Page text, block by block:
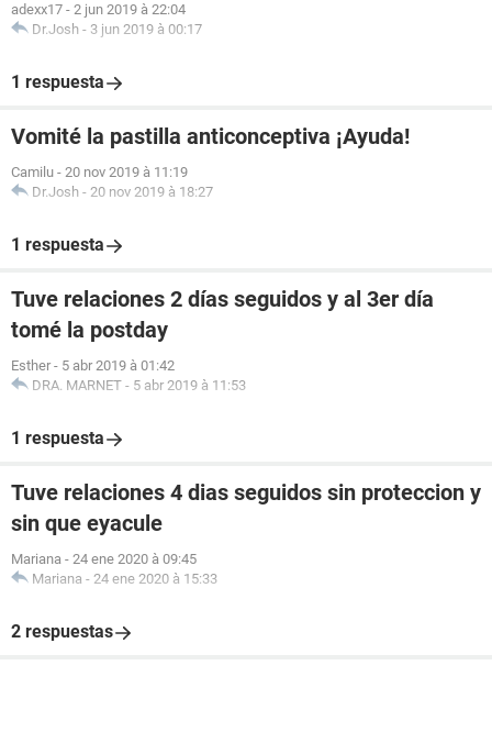
adexx17 - 2 jun 2019 à 22:04
Dr.Josh - 3 jun 2019 à 00:17
1 respuesta
Vomité la pastilla anticonceptiva ¡Ayuda!
Camilu - 20 nov 2019 à 11:19
Dr.Josh - 20 nov 2019 à 18:27
1 respuesta
Tuve relaciones 2 días seguidos y al 3er día
tomé la postday
Esther - 5 abr 2019 à 01:42
DRA. MARNET - 5 abr 2019 à 11:53
1 respuesta
Tuve relaciones 4 dias seguidos sin proteccion y
sin que eyacule
Mariana - 24 ene 2020 à 09:45
Mariana - 24 ene 2020 à 15:33
2 respuestas